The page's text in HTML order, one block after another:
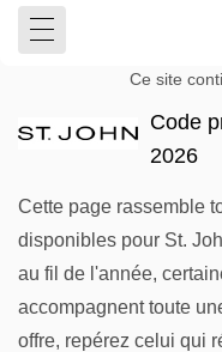
Ce site
Code
2026
Cette page rassemble
disponibles pour St.
au fil de l'année,
accompagnent toute
offre, repérez celui qui